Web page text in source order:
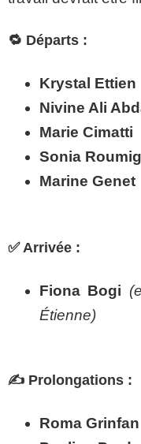
🔁 Départs :
Krystal Ettien
Nivine Ali
Marie Cimatti
Sonia
Marine Genet
✅ Arrivée :
Fiona Bogi
Étienne)
✍️ Prolongations :
Roma Grinfan